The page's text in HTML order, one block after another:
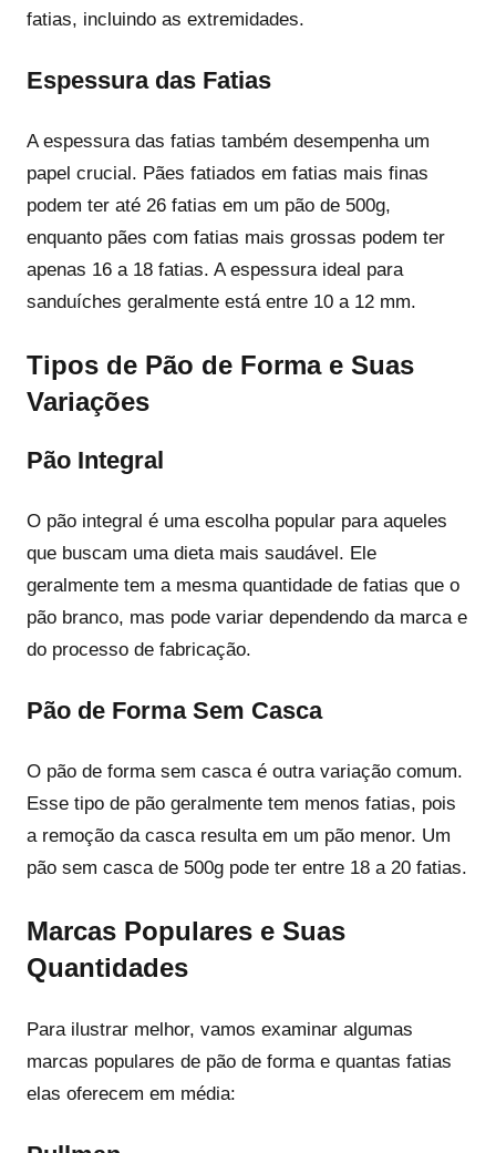
fatias, incluindo as extremidades.
Espessura das Fatias
A espessura das fatias também desempenha um
papel crucial. Pães fatiados em fatias mais finas
podem ter até 26 fatias em um pão de 500g,
enquanto pães com fatias mais grossas podem ter
apenas 16 a 18 fatias. A espessura ideal para
sanduíches geralmente está entre 10 a 12 mm.
Tipos de Pão de Forma e Suas
Variações
Pão Integral
O pão integral é uma escolha popular para aqueles
que buscam uma dieta mais saudável. Ele
geralmente tem a mesma quantidade de fatias que o
pão branco, mas pode variar dependendo da marca e
do processo de fabricação.
Pão de Forma Sem Casca
O pão de forma sem casca é outra variação comum.
Esse tipo de pão geralmente tem menos fatias, pois
a remoção da casca resulta em um pão menor. Um
pão sem casca de 500g pode ter entre 18 a 20 fatias.
Marcas Populares e Suas
Quantidades
Para ilustrar melhor, vamos examinar algumas
marcas populares de pão de forma e quantas fatias
elas oferecem em média: